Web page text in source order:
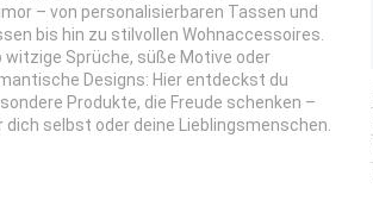
– von personalisierbaren Tassen und
bis hin zu stilvollen Wohnaccessoires.
witzige Sprüche, süße Motive oder
Designs: Hier entdeckst du
Produkte, die Freude schenken –
dich selbst oder deine Lieblingsmenschen.